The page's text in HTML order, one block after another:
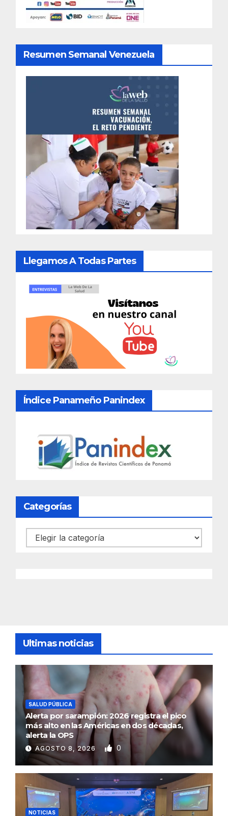
Resumen Semanal Venezuela
Llegamos A Todas Partes
Índice Panameño Panindex
Categorías
Categorías
Ultimas noticias
SALUD PÚBLICA
Alerta por sarampión: 2026 registra el pico
más alto en las Américas en dos décadas,
alerta la OPS
AGOSTO 8, 2026 0
NOTICIAS